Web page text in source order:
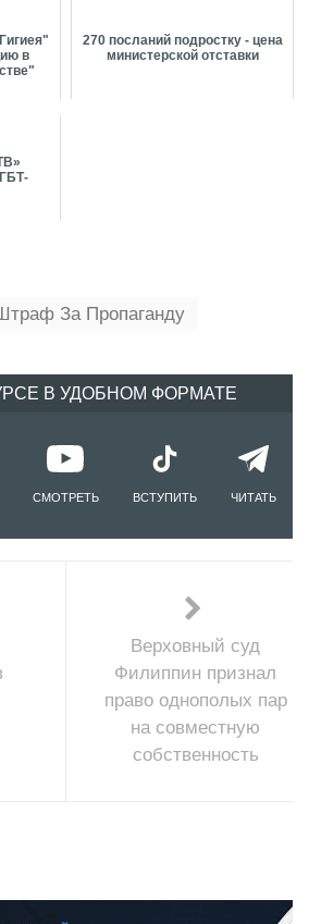
в
270 посланий подростку - цена
министерской отставки
За Пропаганду
В УДОБНОМ ФОРМАТЕ
СМОТРЕТЬ ВСТУПИТЬ ЧИТАТЬ
Верховный суд
Филиппин признал
право однополых пар
на совместную
собственность